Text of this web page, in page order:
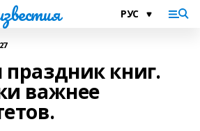
книг.
важнее